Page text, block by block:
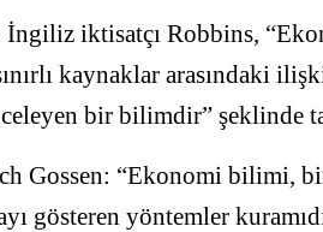
iktisatçı Robbins,
kaynaklar arasındaki
bir bilimdir” şeklinde
Gossen: “Ekonomi bilimi,
gösteren yöntemler